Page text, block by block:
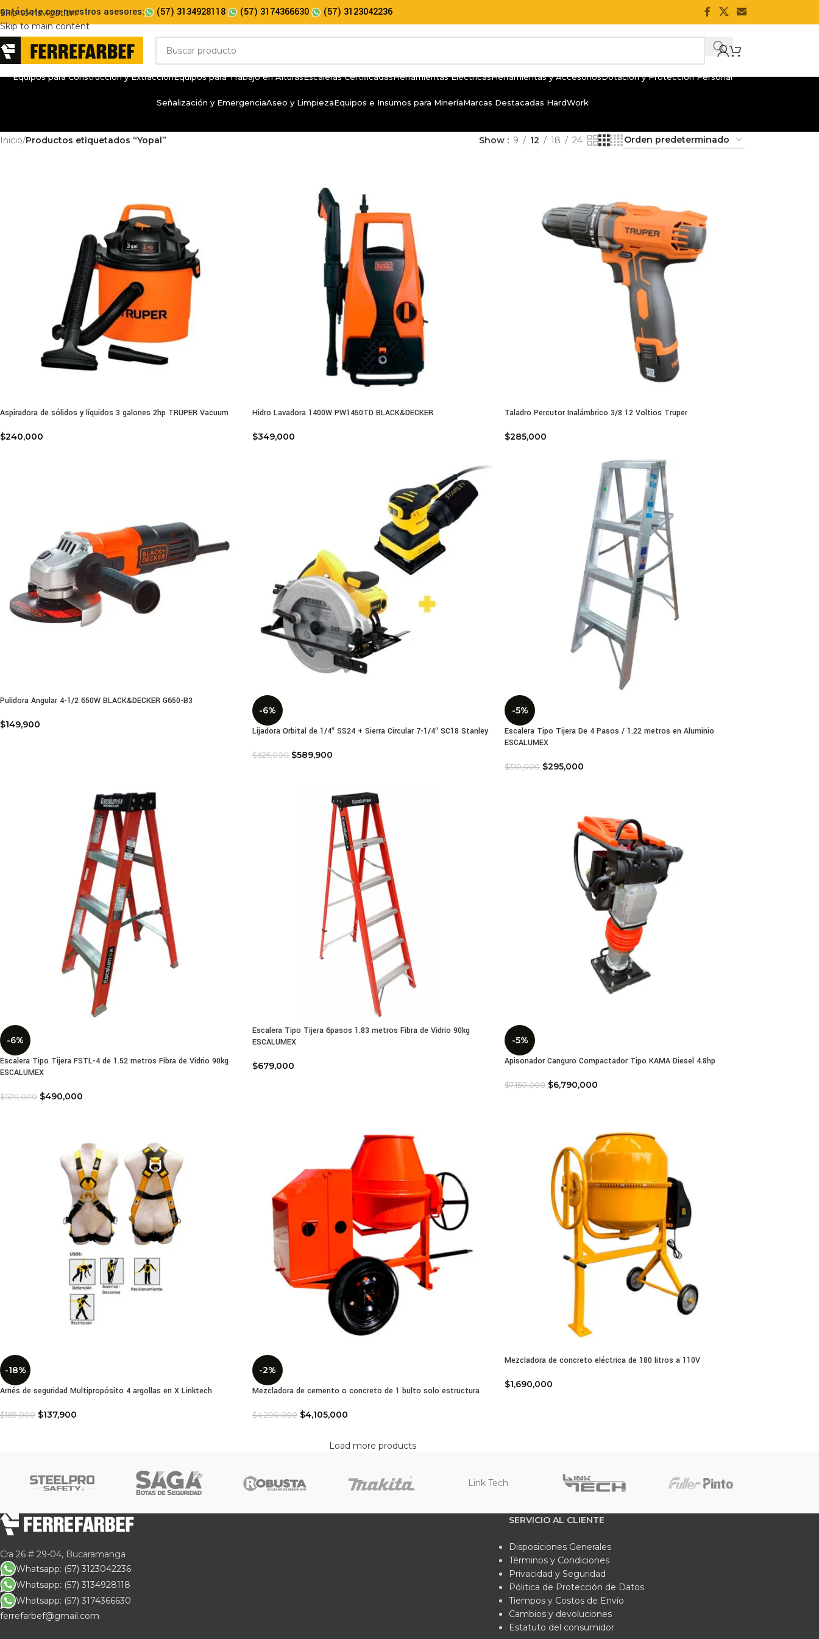
Skip to navigation
Skip to main content
con nuestros asesores: (57) 3134928118 (57) 3174366630 (57) 3123042236
Equipos para Construcción y ExtracciónEquipos para Trabajo en AlturasEscaleras CertificadasHerramientas EléctricasHerramientas y AccesoriosDotación y Protección Personal
Señalización y EmergenciaAseo y LimpiezaEquipos e Insumos para MineríaMarcas Destacadas HardWork
Inicio/Productos etiquetados “Yopal” Show 9 12 18 24
Aspiradora de sólidos y líquidos 3 galones 2hp TRUPER Vacuum
$240,000
Hidro Lavadora 1400W PW1450TD BLACK&DECKER
$349,000
Taladro Percutor Inalámbrico 3/8 12 Voltios Truper
$285,000
Pulidora Angular 4-1/2 650W BLACK&DECKER G650-B3
$149,900
-6%
Lijadora Orbital de 1/4″ SS24 + Sierra Circular 7-1/4″ SC18 Stanley
$625,000 $589,900
-5%
Escalera Tipo Tijera De 4 Pasos / 1.22 metros en Aluminio
ESCALUMEX
$310,000 $295,000
-6%
Escalera Tipo Tijera FSTL-4 de 1.52 metros Fibra de Vidrio 90kg
ESCALUMEX
$520,000 $490,000
Escalera Tipo Tijera 6pasos 1.83 metros Fibra de Vidrio 90kg
ESCALUMEX
$679,000
-5%
Apisonador Canguro Compactador Tipo KAMA Diesel 4.8hp
$7,150,000 $6,790,000
-18%
Arnés de seguridad Multipropósito 4 argollas en X Linktech
$169,000 $137,900
-2%
Mezcladora de cemento o concreto de 1 bulto solo estructura
$4,200,000 $4,105,000
Mezcladora de concreto eléctrica de 180 litros a 110V
$1,690,000
Load more products
Link Tech
Cra 26 # 29-04, Bucaramanga
Whatsapp: (57) 3123042236
Whatsapp: (57) 3134928118
Whatsapp: (57) 3174366630
ferrefarbef@gmail.com
SERVICIO AL CLIENTE
Disposiciones Generales
Términos y Condiciones
Privacidad y Seguridad
Pólitica de Protección de Datos
Tiempos y Costos de Envío
Cambios y devoluciones
Estatuto del consumidor